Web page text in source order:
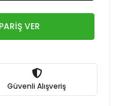
VER
Güvenli Alışveriş